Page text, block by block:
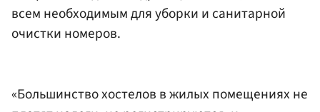
всем необходимым для уборки и санитарной
очистки номеров.
«Большинство хостелов в жилых помещениях не